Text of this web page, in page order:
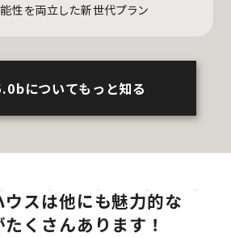
性を両立した新世代プラン
についてもっと知る
スは他にも魅力的な
くさんあります！